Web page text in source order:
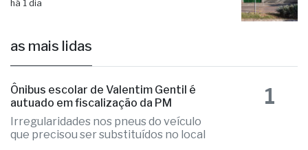
há 1 dia
as mais lidas
Ônibus escolar de Valentim Gentil é
autuado em fiscalização da PM
Irregularidades nos pneus do veículo
que precisou ser substituídos no local
1